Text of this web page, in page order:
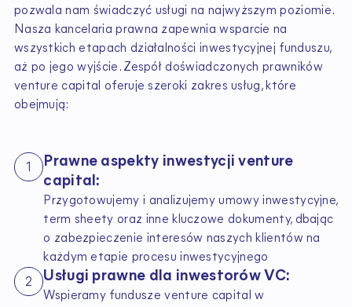
pozwala nam świadczyć usługi na najwyższym poziomie.
Nasza kancelaria prawna zapewnia wsparcie na
wszystkich etapach działalności inwestycyjnej funduszu,
aż po jego wyjście. Zespół doświadczonych prawników
venture capital oferuje szeroki zakres usług, które
obejmują:
1
Prawne aspekty inwestycji venture
capital:
Przygotowujemy i analizujemy umowy inwestycyjne,
term sheety oraz inne kluczowe dokumenty, dbając
o zabezpieczenie interesów naszych klientów na
każdym etapie procesu inwestycyjnego
2 Usługi prawne dla inwestorów VC:
Wspieramy fundusze venture capital w